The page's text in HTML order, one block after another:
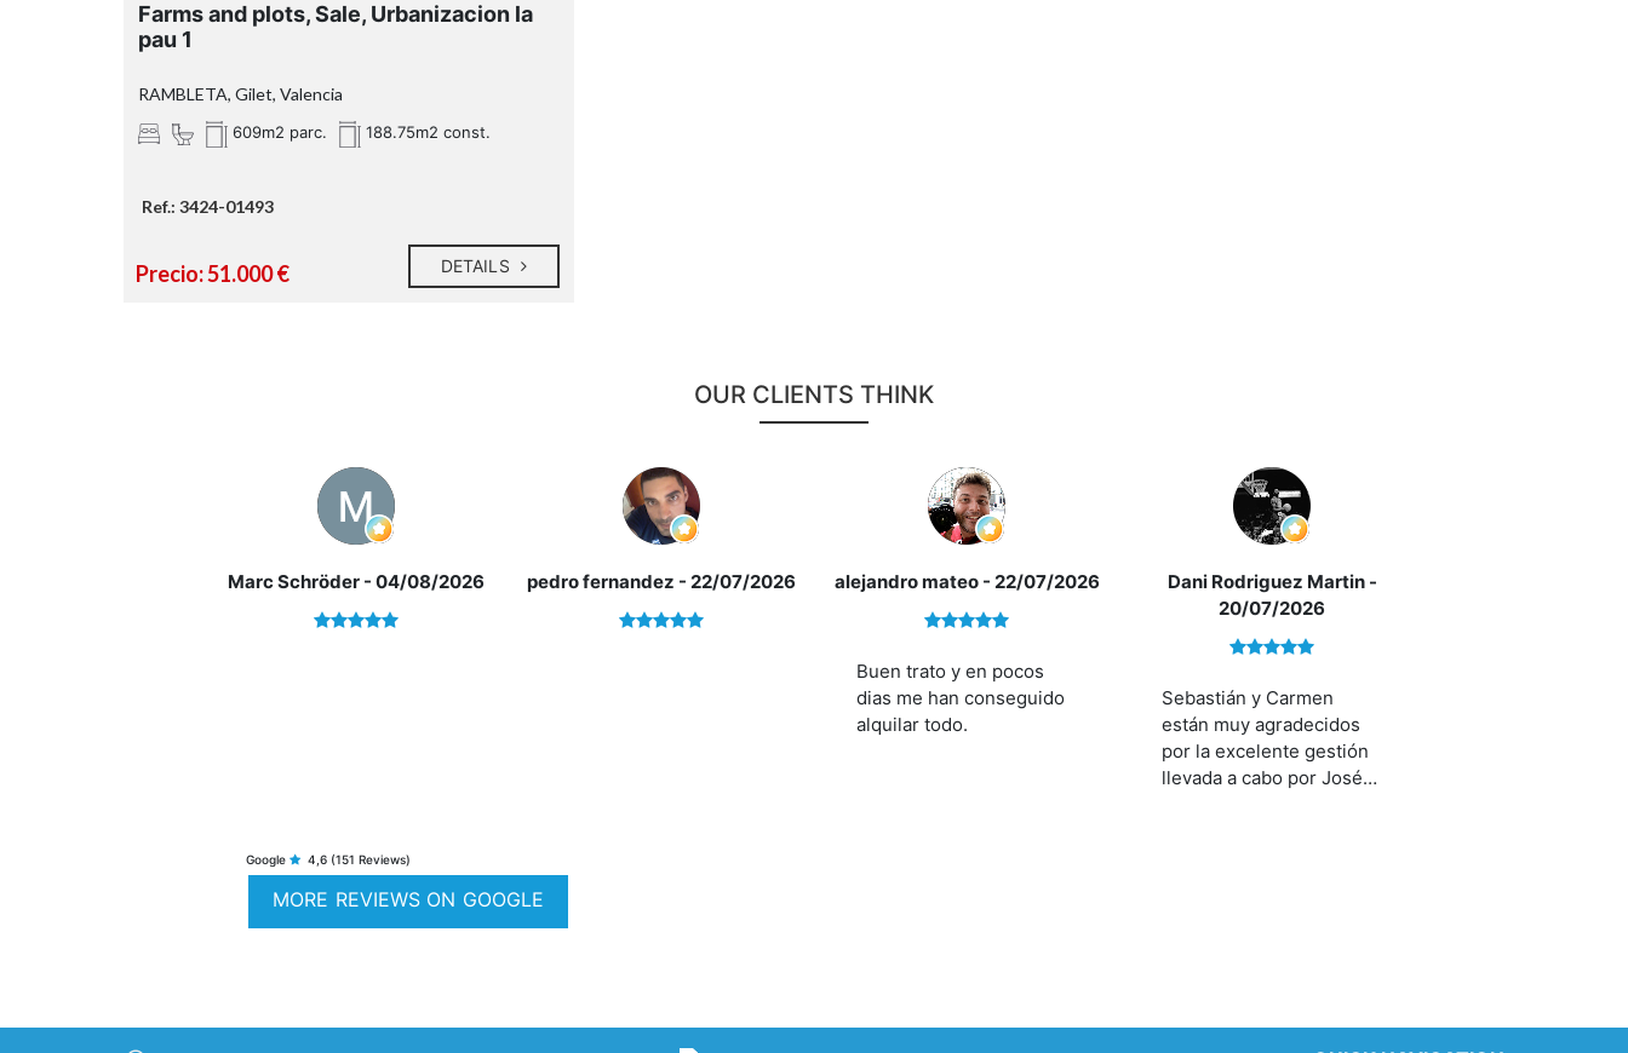
Farms and plots, Sale, Urbanizacion la
pau 1
RAMBLETA, Gilet, Valencia
609m2 parc. 188.75m2 const.
Ref.: 3424-01493
Precio: 51.000 € DETAILS
OUR CLIENTS THINK
Marc Schröder - 04/08/2026 pedro fernandez - 22/07/2026 alejandro mateo - 22/07/2026
Buen trato y en pocos
dias me han conseguido
alquilar todo.
Dani Rodriguez Martin -
20/07/2026
Sebastián y Carmen
están muy agradecidos
por la excelente gestión
llevada a cabo por José
Google 4,6 (151 Reviews)
MORE REVIEWS ON GOOGLE